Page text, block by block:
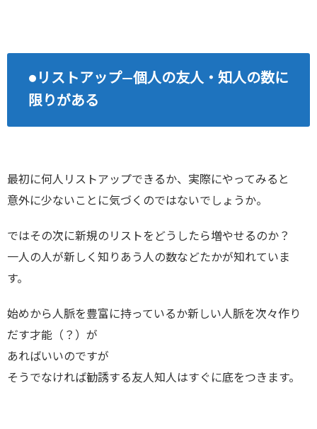
●リストアップ―個人の友人・知人の数に
限りがある
最初に何人リストアップできるか、実際にやってみると
意外に少ないことに気づくのではないでしょうか。
ではその次に新規のリストをどうしたら増やせるのか？
一人の人が新しく知りあう人の数などたかが知れていま
す。
始めから人脈を豊富に持っているか新しい人脈を次々作り
だす才能（？）が
あればいいのですが
そうでなければ勧誘する友人知人はすぐに底をつきます。